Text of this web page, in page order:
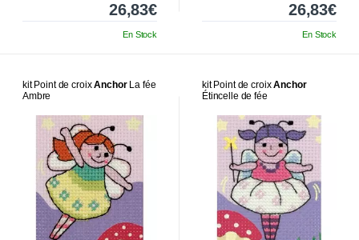
26,83€
En Stock
26,83€
En Stock
kit Point de croixAnchorLa fée
Ambre
kit Point de croixAnchor
Étincelle de fée